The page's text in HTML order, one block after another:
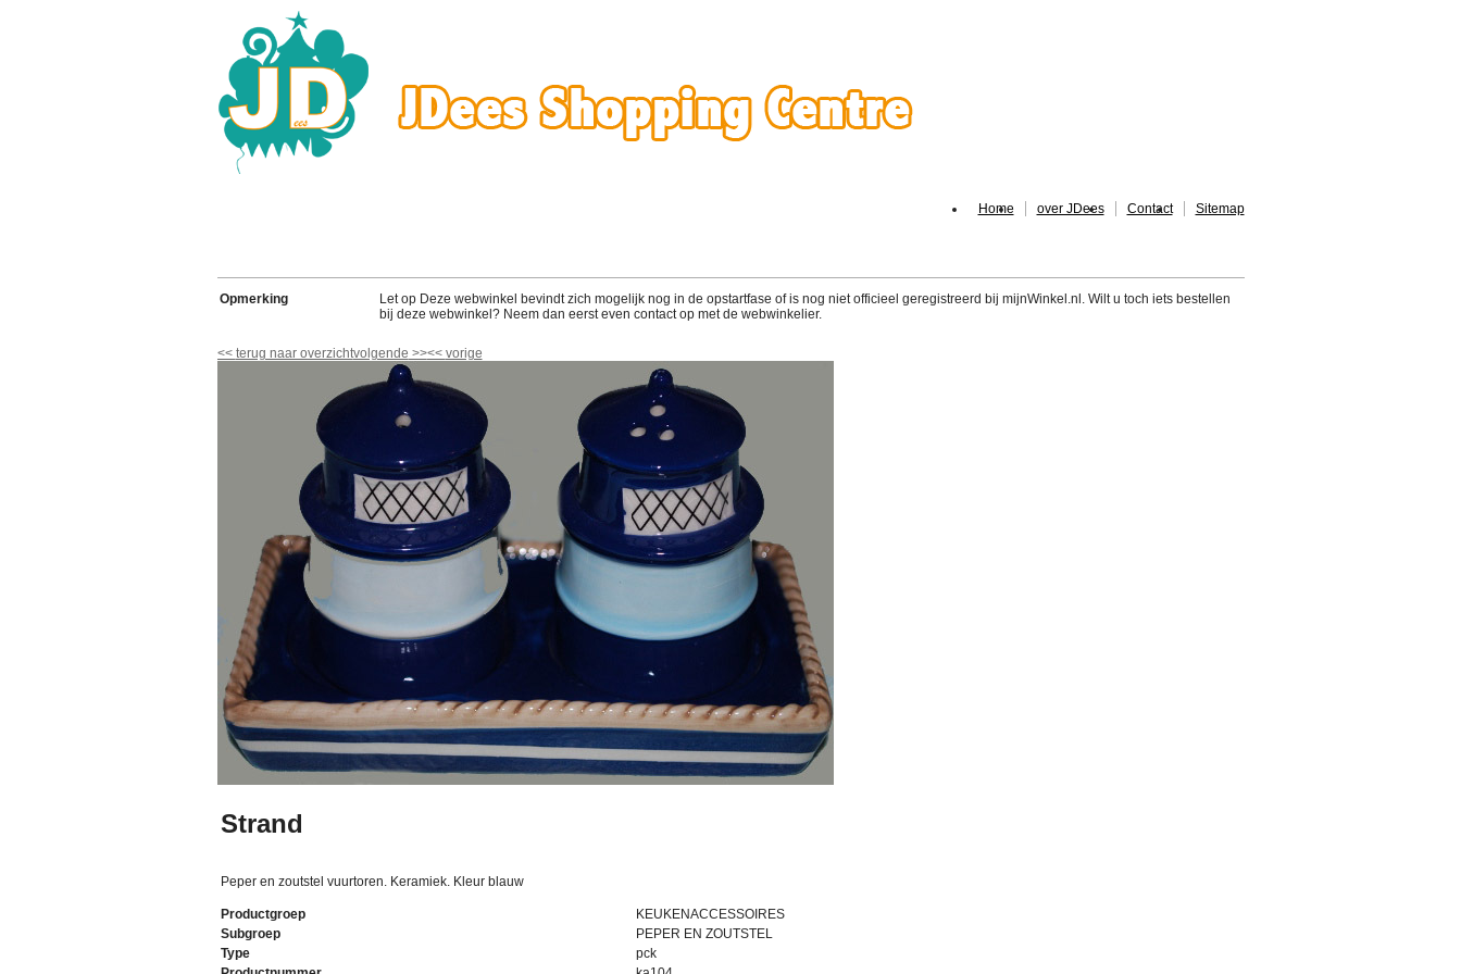
Home over JDees Contact Sitemap
Opmerking
Let op Deze webwinkel bevindt zich mogelijk nog in de opstartfase of is nog niet officieel geregistreerd bij mijnWinkel.nl. Wilt u toch iets bestellen
bij deze webwinkel? Neem dan eerst even contact op met de webwinkelier.
<< terug naar overzichtvolgende >><< vorige
Strand
Peper en zoutstel vuurtoren. Keramiek. Kleur blauw
Productgroep
KEUKENACCESSOIRES
Subgroep
PEPER EN ZOUTSTEL
Type
pck